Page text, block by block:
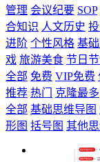
管理 会议纪要 SOP
合知识 人文历史
进阶 个性风格 基
戏 旅游美食 节日
全部 免费 VIP免费
推荐 热门 克隆最多
全部 基础思维导图
形图 括号图 其他